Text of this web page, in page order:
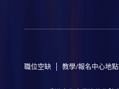
職位空缺 教學/報名中心地點